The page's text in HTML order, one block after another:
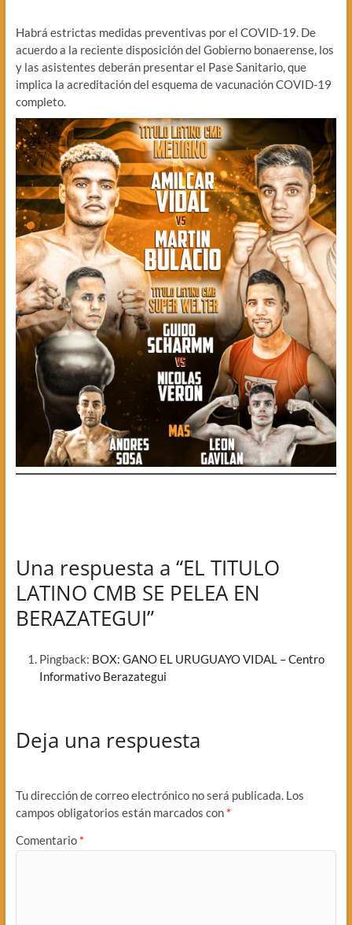
Habrá estrictas medidas preventivas por el COVID-19. De
acuerdo a la reciente disposición del Gobierno bonaerense, los
y las asistentes deberán presentar el Pase Sanitario, que
implica la acreditación del esquema de vacunación COVID-19
completo.
Una respuesta a “EL TITULO
LATINO CMB SE PELEA EN
BERAZATEGUI”
Pingback: BOX: GANO EL URUGUAYO VIDAL – Centro
Informativo Berazategui
Deja una respuesta
Tu dirección de correo electrónico no será publicada. Los
campos obligatorios están marcados con *
Comentario *